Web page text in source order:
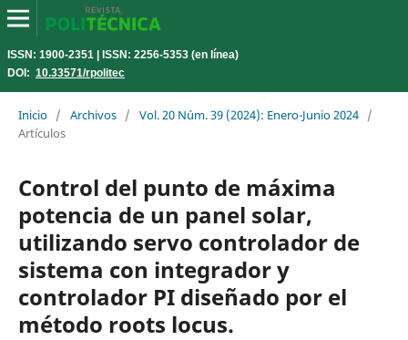
ISSN: 1900-2351 | ISSN: 2256-5353 (en línea)
DOI: 10.33571/rpolitec
Inicio / Archivos / Vol. 20 Núm. 39 (2024): Enero-Junio 2024 /
Artículos
Control del punto de máxima
potencia de un panel solar,
utilizando servo controlador de
sistema con integrador y
controlador PI diseñado por el
método roots locus.